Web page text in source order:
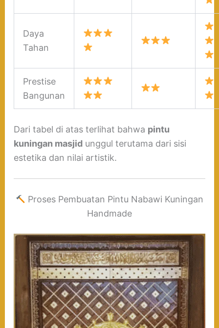
Daya
Tahan
Prestise
Bangunan
Dari tabel di atas terlihat bahwa pintu
kuningan masjidunggul terutama dari sisi
estetika dan nilai artistik.
Proses Pembuatan Pintu Nabawi Kuningan
Handmade